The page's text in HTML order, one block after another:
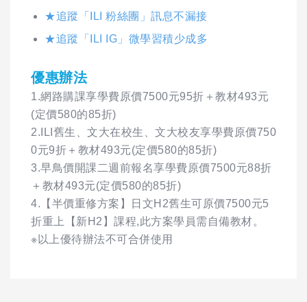
★追蹤「ILI 粉絲團」訊息不漏接
★追蹤「ILI IG」微學習積少成多
優惠辦法
1.網路購課享學費原價7500元95折＋教材493元
(定價580的85折)
2.ILI舊生、文大在校生、文大校友享學費原價750
0元9折＋教材493元(定價580的85折)
3.早鳥價開課二週前報名享學費原價7500元88折
＋教材493元(定價580的85折)
4.【半價重修方案】日文H2舊生可原價7500元5
折重上【新H2】課程,此方案學員需自備教材。
※以上優待辦法不可合併使用